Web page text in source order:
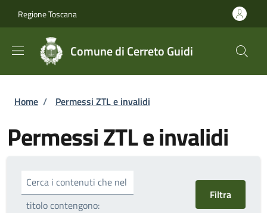
Regione Toscana
Comune di Cerreto Guidi
Briciole di pane
Home / Permessi ZTL e invalidi
Permessi ZTL e invalidi
Cerca i contenuti che nel
titolo contengono: